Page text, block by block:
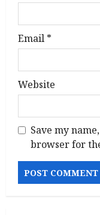
Email *
Website
Save my
browser for